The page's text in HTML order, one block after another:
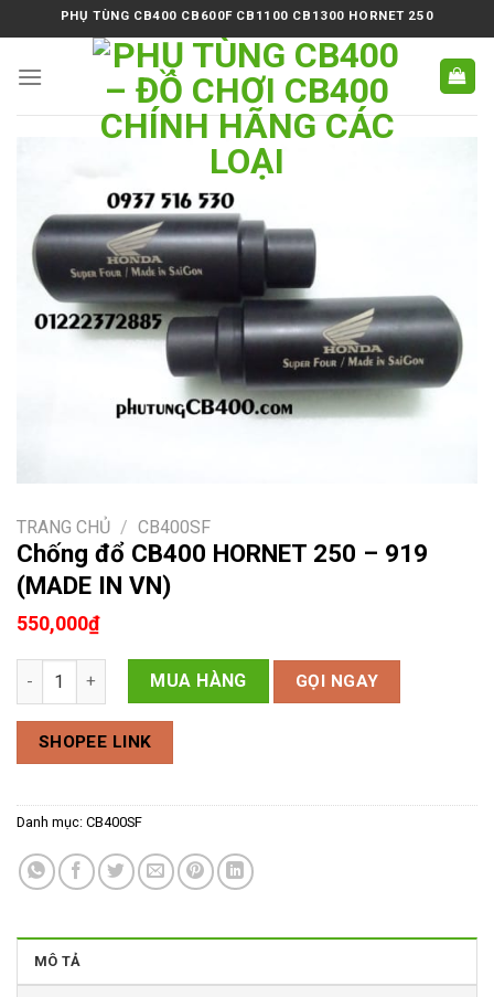
to
content
PHỤ TÙNG CB400 CB600F CB1100 CB1300 HORNET 250
TRANG CHỦ / CB400SF
Chống đổ CB400 HORNET 250 – 919
(MADE IN VN)
550,000₫
Chống đổ CB400 HORNET 250 - 919 (MADE IN VN) số lượng
MUA HÀNG GỌI NGAY
SHOPEE LINK
Danh mục: CB400SF
MÔ TẢ